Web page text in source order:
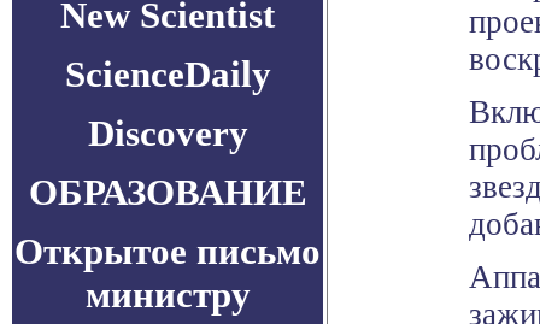
New Scientist
ScienceDaily
Discovery
ОБРАЗОВАНИЕ
Открытое письмо
министру